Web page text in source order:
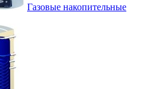
Газовые накопительные